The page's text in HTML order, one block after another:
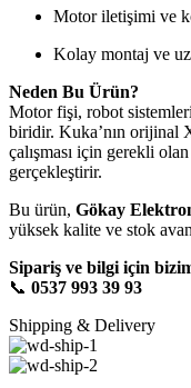
Motor iletişimi ve
Kolay montaj ve
Neden Bu Ürün?
Motor fişi, robot
biridir. Kuka’nın orijinal
çalışması için gerekli
gerçekleştirir.
Bu ürün, Gökay
yüksek kalite ve stok
Sipariş ve bilgi için
📞 0537 993 39 93
Shipping & Delivery